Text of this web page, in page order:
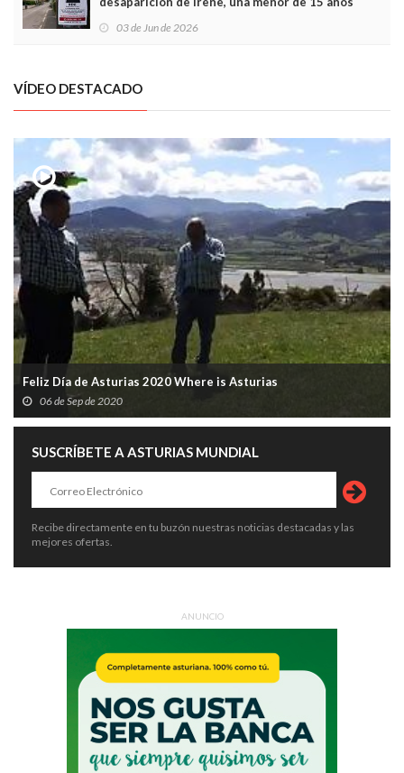
03 de Jun de 2026
VÍDEO DESTACADO
Feliz Día de Asturias 2020 Where is Asturias
06 de Sep de 2020
SUSCRÍBETE A ASTURIAS MUNDIAL
Recibe directamente en tu buzón nuestras noticias destacadas y las
mejores ofertas.
ANUNCIO